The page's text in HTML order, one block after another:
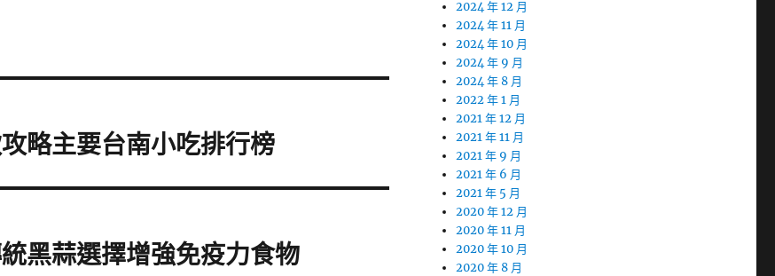
略主要台南小吃排行榜
黑蒜選擇增強免疫力食物
2024 年 12 月
2024 年 11 月
2024 年 10 月
2024 年 9 月
2024 年 8 月
2022 年 1 月
2021 年 12 月
2021 年 11 月
2021 年 9 月
2021 年 6 月
2021 年 5 月
2020 年 12 月
2020 年 11 月
2020 年 10 月
2020 年 8 月